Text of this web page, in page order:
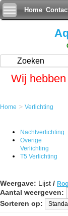
Home
Wij
Home > Verlichting
Nachtverlichting
Overige
Verlichting
T5 Verlichting
Weergave: Lijst /
Aantal weergeven:
Sorteren op: